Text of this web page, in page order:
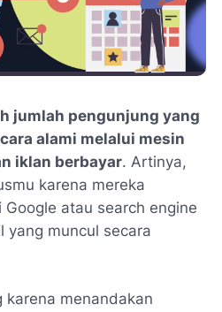
jumlah pengunjung yang
alami melalui mesin
iklan berbayar. Artinya,
karena mereka
atau search engine
yang muncul secara
menandakan